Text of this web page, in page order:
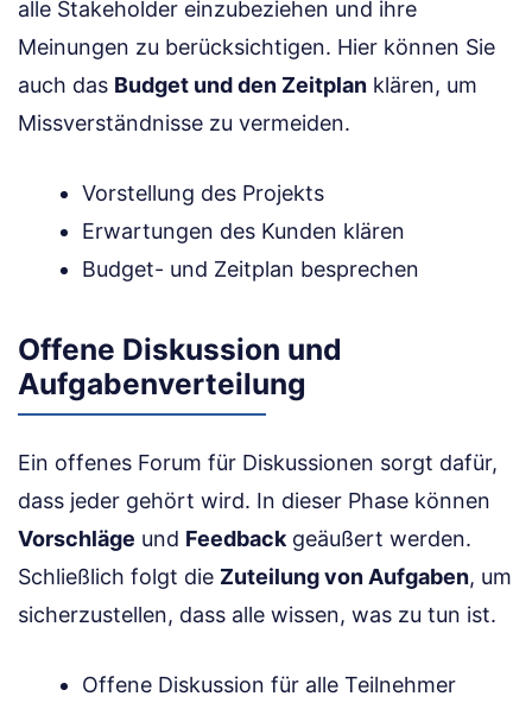
alle Stakeholder einzubeziehen und ihre
Meinungen zu berücksichtigen. Hier können Sie
auch das Budget und den Zeitplan klären, um
Missverständnisse zu vermeiden.
Vorstellung des Projekts
Erwartungen des Kunden klären
Budget- und Zeitplan besprechen
Offene Diskussion und
Aufgabenverteilung
Ein offenes Forum für Diskussionen sorgt dafür,
dass jeder gehört wird. In dieser Phase können
Vorschläge und Feedback geäußert werden.
Schließlich folgt die Zuteilung von Aufgaben, um
sicherzustellen, dass alle wissen, was zu tun ist.
Offene Diskussion für alle Teilnehmer